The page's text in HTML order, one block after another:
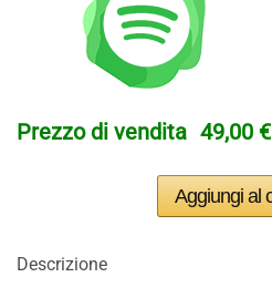
Prezzo di vendita 49,00 €
Descrizione